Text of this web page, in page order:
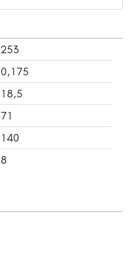
253
0,175
18,5
71
140
8